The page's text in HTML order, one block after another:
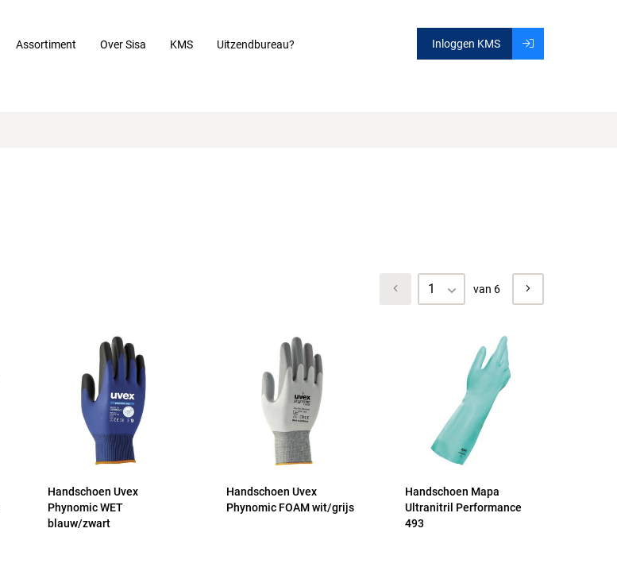
Assortiment Over Sisa KMS Uitzendbureau? Inloggen KMS
1 van 6
Handschoen Uvex
Phynomic WET
blauw/zwart
Handschoen Uvex
Phynomic FOAM wit/grijs
Handschoen Mapa
Ultranitril Performance
493